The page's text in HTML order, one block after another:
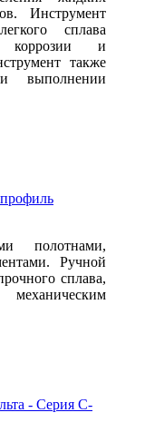
Инструмент
сплава
коррозии и
также
выполнении
полотнами,
Ручной
сплава,
- Серия C-